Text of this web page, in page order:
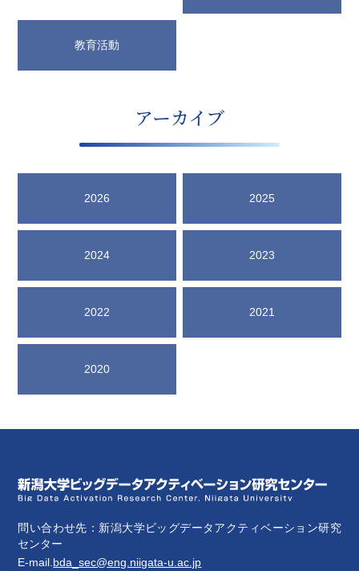
教育活動
アーカイブ
2026 2025
2024 2023
2022 2021
2020
問い合わせ先：新潟大学ビッグデータアクティベーション研究
センター
E-mail. bda_sec@eng.niigata-u.ac.jp